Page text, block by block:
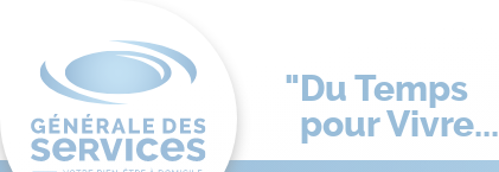
Du Temps
pour Vivre...